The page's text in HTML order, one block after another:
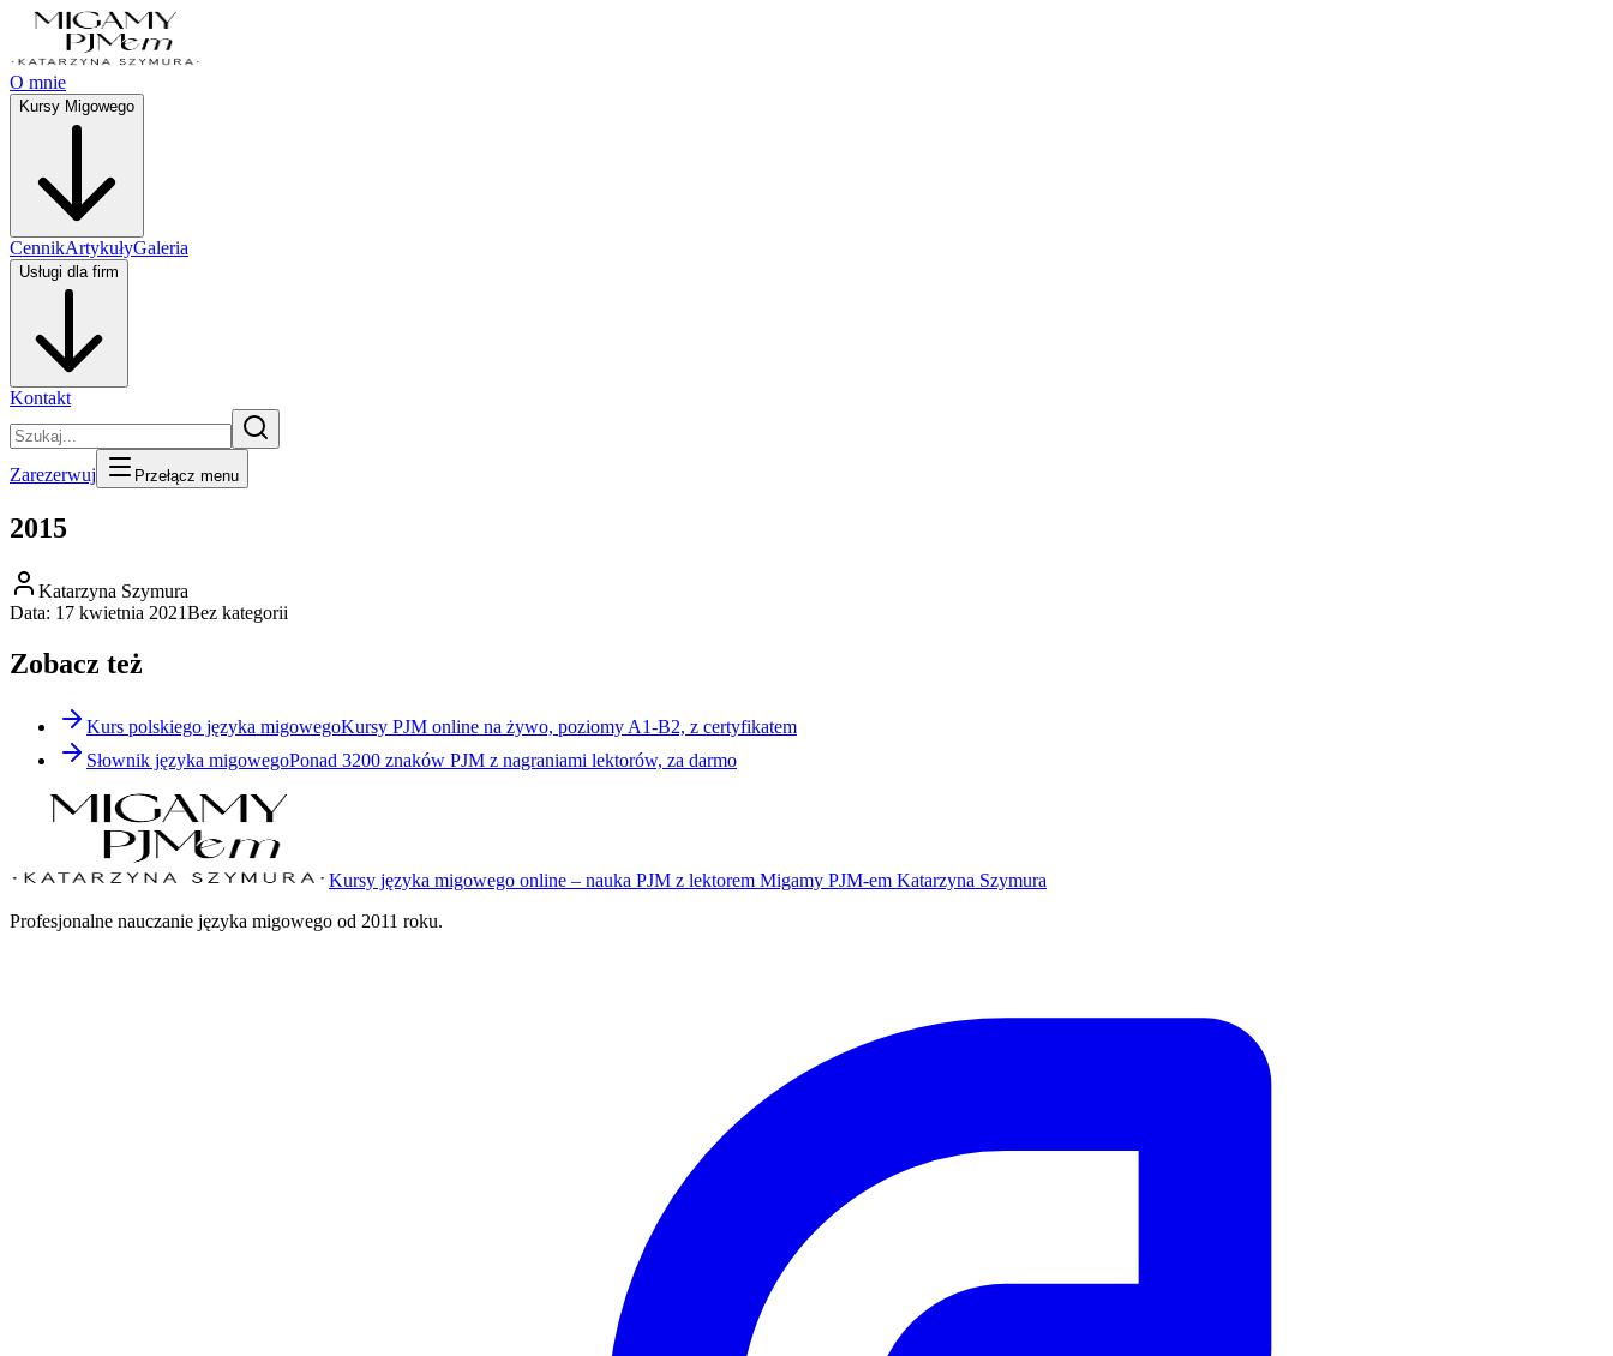
O mnie
Kursy Migowego
CennikArtykułyGaleria
Usługi dla firm
Kontakt
Zarezerwuj Przełącz menu
2015
Katarzyna Szymura
Data: 17 kwietnia 2021Bez kategorii
Zobacz też
Kurs polskiego języka migowegoKursy PJM online na żywo, poziomy A1-B2, z certyfikatem
Słownik języka migowegoPonad 3200 znaków PJM z nagraniami lektorów, za darmo
Kursy języka migowego online – nauka PJM z lektorem Migamy PJM-em Katarzyna Szymura
Profesjonalne nauczanie języka migowego od 2011 roku.